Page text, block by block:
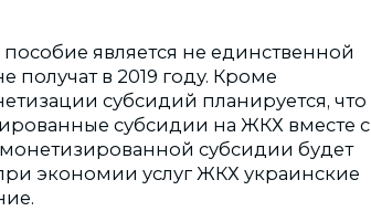
является не единственной
в 2019 году. Кроме
субсидий планируется, что
субсидии на ЖКХ вместе с
субсидии будет
при экономии услуг ЖКХ украинские